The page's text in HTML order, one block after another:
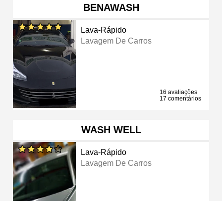
BENAWASH
Lava-Rápido
Lavagem De Carros
16 avaliações
17 comentários
WASH WELL
Lava-Rápido
Lavagem De Carros